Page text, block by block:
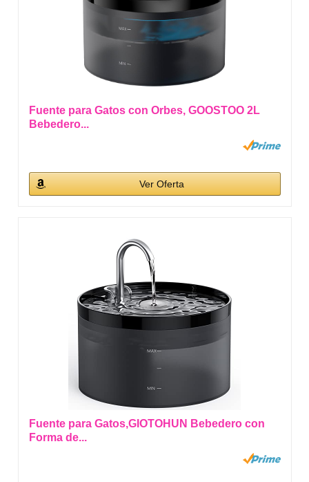
Fuente para Gatos con Orbes, GOOSTOO 2L
Bebedero...
Ver Oferta
Fuente para Gatos,GIOTOHUN Bebedero con
Forma de...